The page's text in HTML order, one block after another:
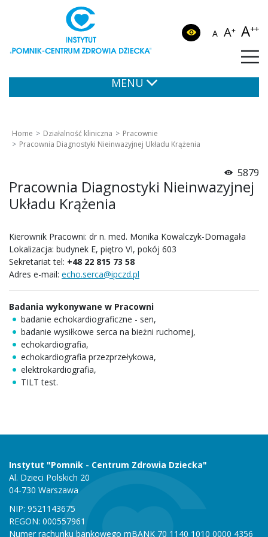
A A+ A++
MENU
Home Działalność kliniczna
Pracownie
Pracownia Diagnostyki Nieinwazyjnej Układu Krążenia
5879
Pracownia Diagnostyki Nieinwazyjnej
Układu Krążenia
Kierownik Pracowni: dr n. med. Monika Kowalczyk-Domagała
Lokalizacja: budynek E, piętro VI, pokój 603
Sekretariat tel: +48 22 815 73 58
Adres e-mail: echo.serca@ipczd.pl
Badania wykonywane w Pracowni
badanie echokardiograficzne - sen,
badanie wysiłkowe serca na bieżni ruchomej,
echokardiografia,
echokardiografia przezprzełykowa,
elektrokardiografia,
TILT test.
Instytut "Pomnik - Centrum Zdrowia Dziecka"
Al. Dzieci Polskich 20
04-730 Warszawa
NIP: 9521143675
REGON: 000557961
Numer rachunku bankowego mBANK 70 1140 1010 0000 4356